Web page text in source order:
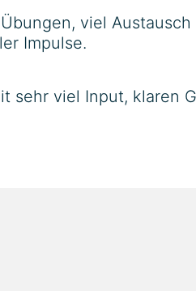
viel
Impulse.
sehr viel Input, klaren